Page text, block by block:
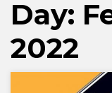
Day:
2022